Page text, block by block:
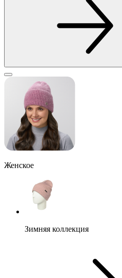
Женское
Зимняя коллекция